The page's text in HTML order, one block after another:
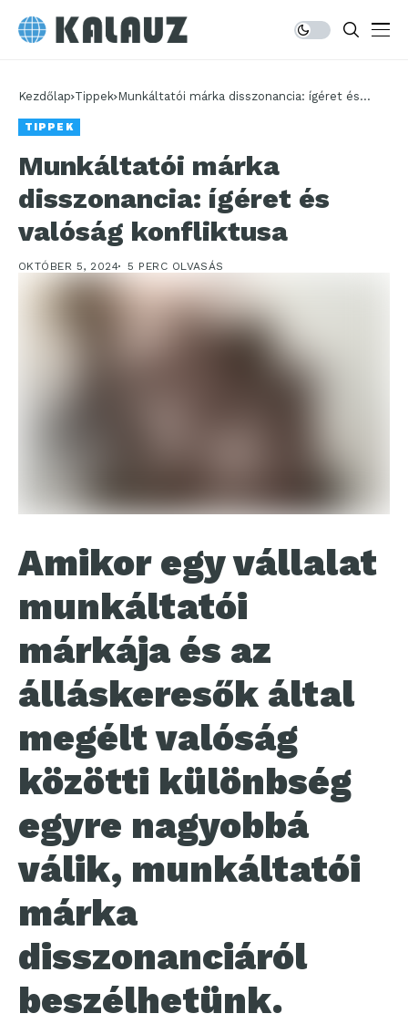
Kezdőlap Tippek Munkáltatói márka disszonancia: ígéret és
TIPPEK
Munkáltatói márka
disszonancia: ígéret és
valóság konfliktusa
OKTÓBER 5, 2024 5 PERC OLVASÁS
Amikor egy vállalat
munkáltatói
márkája és az
álláskeresők által
megélt valóság
közötti különbség
egyre nagyobbá
válik, munkáltatói
márka
disszonanciáról
beszélhetünk.